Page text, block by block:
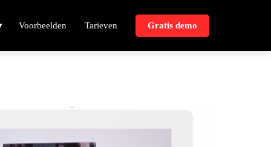
Voorbeelden Tarieven Gratis demo